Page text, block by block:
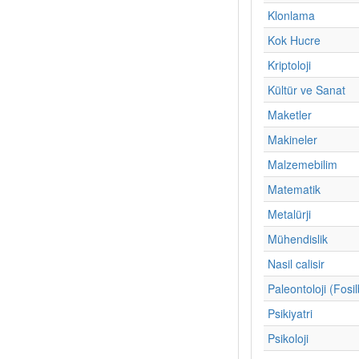
Klonlama
Kok Hucre
Kriptoloji
Kültür ve Sanat
Maketler
Makineler
Malzemebilim
Matematik
Metalürji
Mühendislik
Nasil calisir
Paleontoloji
Psikiyatri
Psikoloji